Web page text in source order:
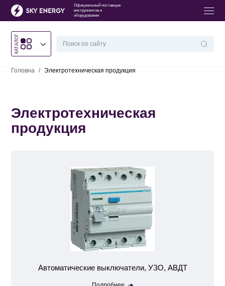
Официальный поставщик
инструментов и
оборудования
КАТАЛОГ
Головна / Электротехническая продукция
Электротехническая
продукция
Автоматические выключатели, УЗО, АВДТ